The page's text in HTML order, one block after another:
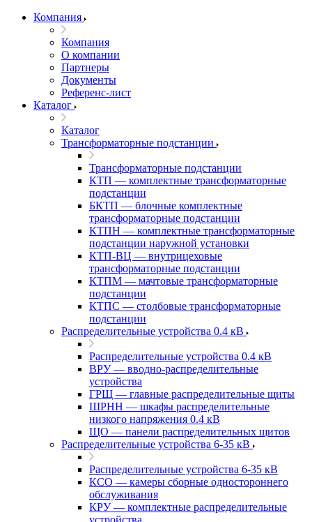
Компания
Компания
О компании
Партнеры
Документы
Референс-лист
Каталог
Каталог
Трансформаторные подстанции
Трансформаторные подстанции
КТП — комплектные трансформаторные
подстанции
БКТП — блочные комплектные
трансформаторные подстанции
КТПН — комплектные трансформаторные
подстанции наружной установки
КТП-ВЦ — внутрицеховые
трансформаторные подстанции
КТПМ — мачтовые трансформаторные
подстанции
КТПС — столбовые трансформаторные
подстанции
Распределительные устройства 0.4 кВ
Распределительные устройства 0.4 кВ
ВРУ — вводно-распределительные
устройства
ГРЩ — главные распределительные щиты
ШРНН — шкафы распределительные
низкого напряжения 0.4 кВ
ЩО — панели распределительных щитов
Распределительные устройства 6-35 кВ
Распределительные устройства 6-35 кВ
КСО — камеры сборные одностороннего
обслуживания
КРУ — комплектные распределительные